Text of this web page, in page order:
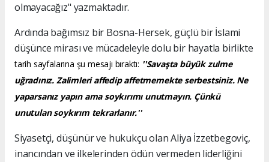
olmayacağız" yazmaktadır.
Ardında bağımsız bir Bosna-Hersek, güçlü bir İslami
düşünce mirası ve mücadeleyle dolu bir hayatla birlikte
tarih sayfalarına şu mesajı bıraktı: ''Savaşta büyük zulme
uğradınız. Zalimleri affedip affetmemekte serbestsiniz. Ne
yaparsanız yapın ama soykırımı unutmayın. Çünkü
unutulan soykırım tekrarlanır.''
Siyasetçi, düşünür ve hukukçu olan Aliya İzzetbegoviç,
inancından ve ilkelerinden ödün vermeden liderliğini